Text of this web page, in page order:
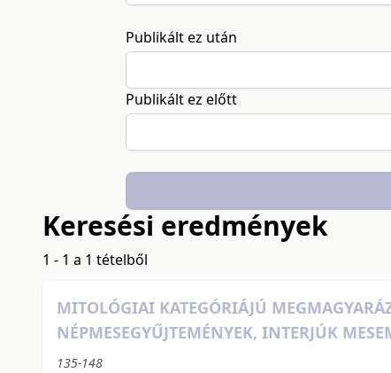
Publikált ez után
Publikált ez előtt
Keresési eredmények
1 - 1 a 1 tételből
MITOLÓGIAI KATEGÓRIÁJÚ
NÉPMESEGYŰJTEMÉNYEK, INTERJÚK
135-148